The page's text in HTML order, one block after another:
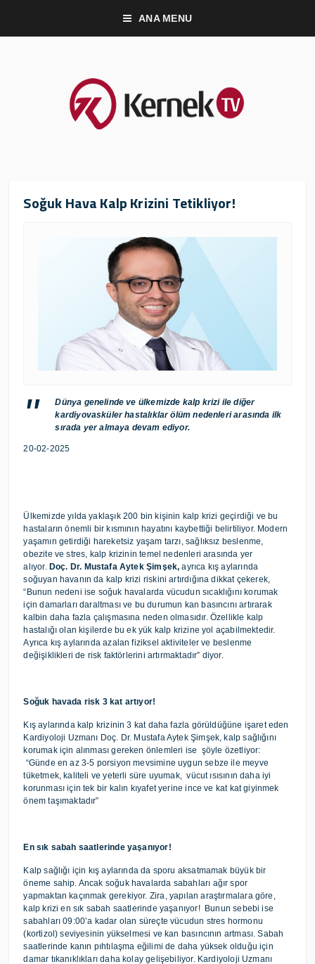
ANA MENU
Soğuk Hava Kalp Krizini Tetikliyor!
Dünya genelinde ve ülkemizde kalp krizi ile diğer
kardiyovasküler hastalıklar ölüm nedenleri arasında ilk
sırada yer almaya devam ediyor.
20-02-2025
Ülkemizde yılda yaklaşık 200 bin kişinin kalp krizi geçirdiği ve bu
hastaların önemli bir kısmının hayatını kaybettiği belirtiliyor. Modern
yaşamın getirdiği hareketsiz yaşam tarzı, sağlıksız beslenme,
obezite ve stres, kalp krizinin temel nedenleri arasında yer
alıyor. Doç. Dr. Mustafa Aytek Şimşek, ayrıca kış aylarında
soğuyan havanın da kalp krizi riskini artırdığına dikkat çekerek,
“Bunun nedeni ise soğuk havalarda vücudun sıcaklığını korumak
için damarları daraltması ve bu durumun kan basıncını artırarak
kalbin daha fazla çalışmasına neden olmasıdır. Özellikle kalp
hastalığı olan kişilerde bu ek yük kalp krizine yol açabilmektedir.
Ayrıca kış aylarında azalan fiziksel aktiviteler ve beslenme
değişiklikleri de risk faktörlerini artırmaktadır” diyor.
Soğuk havada risk 3 kat artıyor!
Kış aylarında kalp krizinin 3 kat daha fazla görüldüğüne işaret eden
Kardiyoloji Uzmanı Doç. Dr. Mustafa Aytek Şimşek, kalp sağlığını
korumak için alınması gereken önlemleri ise şöyle özetliyor:
“Günde en az 3-5 porsiyon mevsimine uygun sebze ile meyve
tüketmek, kaliteli ve yeterli süre uyumak, vücut ısısının daha iyi
korunması için tek bir kalın kıyafet yerine ince ve kat kat giyinmek
önem taşımaktadır”
En sık sabah saatlerinde yaşanıyor!
Kalp sağlığı için kış aylarında da sporu aksatmamak büyük bir
öneme sahip. Ancak soğuk havalarda sabahları ağır spor
yapmaktan kaçınmak gerekiyor. Zira, yapılan araştırmalara göre,
kalp krizi en sık sabah saatlerinde yaşanıyor! Bunun sebebi ise
sabahları 09:00’a kadar olan süreçte vücudun stres hormonu
(kortizol) seviyesinin yükselmesi ve kan basıncının artması. Sabah
saatlerinde kanın pıhtılaşma eğilimi de daha yüksek olduğu için
damar tıkanıklıkları daha kolay gelişebiliyor. Kardiyoloji Uzmanı